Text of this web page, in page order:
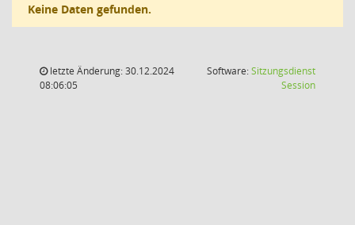
Keine Daten gefunden.
letzte Änderung: 30.12.2024
08:06:05
Software:Sitzungsdienst
Session(Wird in